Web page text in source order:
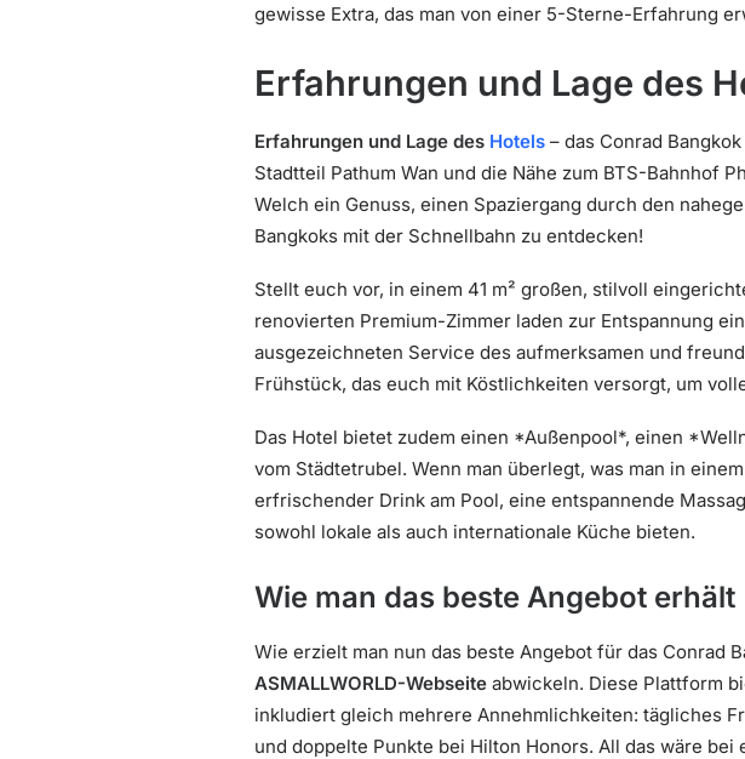
gewisse Extra, das man von einer 5-Sterne-Erfahrung
Erfahrungen und Lage des
Erfahrungen und Lage des Hotels – das Conrad
Stadtteil Pathum Wan und die Nähe zum BTS-Bahnhof
Welch ein Genuss, einen Spaziergang durch den
Bangkoks mit der Schnellbahn zu entdecken!
Stellt euch vor, in einem 41 m² großen, stilvoll
renovierten Premium-Zimmer laden zur Entspannung
ausgezeichneten Service des aufmerksamen und
Frühstück, das euch mit Köstlichkeiten versorgt, um
Das Hotel bietet zudem einen *Außenpool*, einen
vom Städtetrubel. Wenn man überlegt, was man in
erfrischender Drink am Pool, eine entspannende
sowohl lokale als auch internationale Küche bieten.
Wie man das beste Angebot erhält
Wie erzielt man nun das beste Angebot für das Conrad
ASMALLWORLD-Webseite abwickeln. Diese Plattform
inkludiert gleich mehrere Annehmlichkeiten: tägliches
und doppelte Punkte bei Hilton Honors. All das wäre